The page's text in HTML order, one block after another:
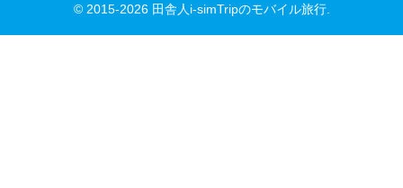
© 2015-2026 田舎人i-simTripのモバイル旅行.